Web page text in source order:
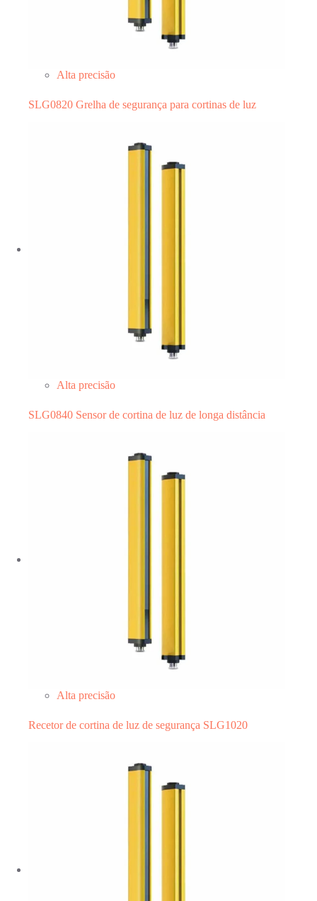
Alta precisão
SLG0820 Grelha de segurança para cortinas de luz
Alta precisão
SLG0840 Sensor de cortina de luz de longa distância
Alta precisão
Recetor de cortina de luz de segurança SLG1020